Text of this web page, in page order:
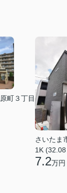
町３丁目
さいたま
1K
7.2万円